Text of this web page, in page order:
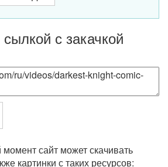
с закачкой
сайт может скачивать
картинки с таких ресурсов: